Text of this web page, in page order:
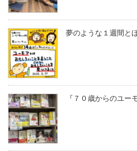
夢のような１週間と
『７０歳からのユー